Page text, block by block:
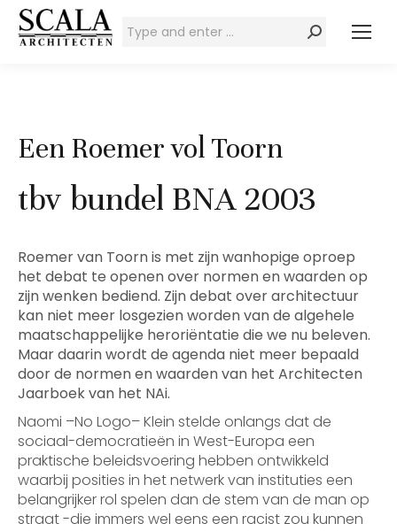
Zoeken:
Een Roemer vol Toorn
tbv bundel BNA 2003
Roemer van Toorn is met zijn wanhopige oproep
het debat te openen over normen en waarden op
zijn wenken bediend. Zijn debat over architectuur
kan niet meer losgezien worden van de algehele
maatschappelijke heroriëntatie die we nu beleven.
Maar daarin wordt de agenda niet meer bepaald
door de normen en waarden van het Architecten
Jaarboek van het NAi.
Naomi –No Logo– Klein stelde onlangs dat de
sociaal-democratieën in West-Europa een
praktische beleidsvoering hebben ontwikkeld
waarbij posities in het netwerk van instituties een
belangrijker rol spelen dan de stem van de man op
straat -die immers wel eens een racist zou kunnen